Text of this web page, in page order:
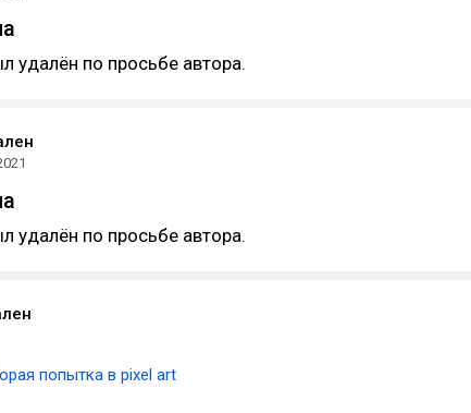
удалён по просьбе автора.
удалён по просьбе автора.
попытка в pixel art